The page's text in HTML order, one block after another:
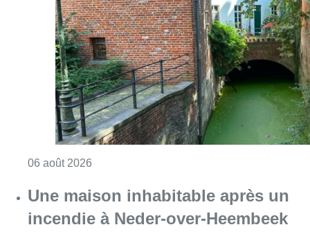
Une maison inhabitable après un
incendie à Neder-over-Heembeek